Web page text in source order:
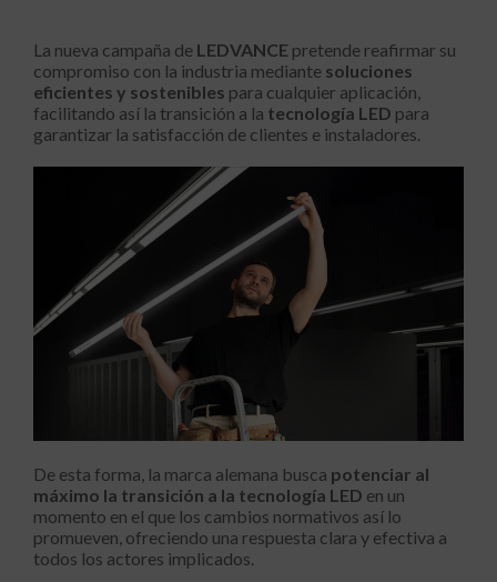
La nueva campaña de LEDVANCE pretende reafirmar su
compromiso con la industria mediante soluciones
eficientes y sostenibles para cualquier aplicación,
facilitando así la transición a la tecnología LED para
garantizar la satisfacción de clientes e instaladores.
De esta forma, la marca alemana busca potenciar al
máximo la transición a la tecnología LED en un
momento en el que los cambios normativos así lo
promueven, ofreciendo una respuesta clara y efectiva a
todos los actores implicados.